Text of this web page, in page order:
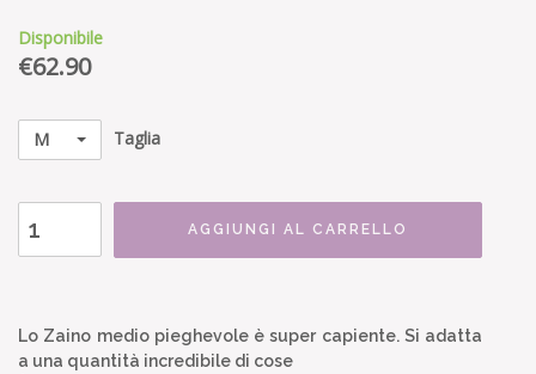
Disponibile
€62.90
M Taglia
AGGIUNGI AL CARRELLO
Lo Zaino medio pieghevole è super capiente. Si adatta
a una quantità incredibile di cose